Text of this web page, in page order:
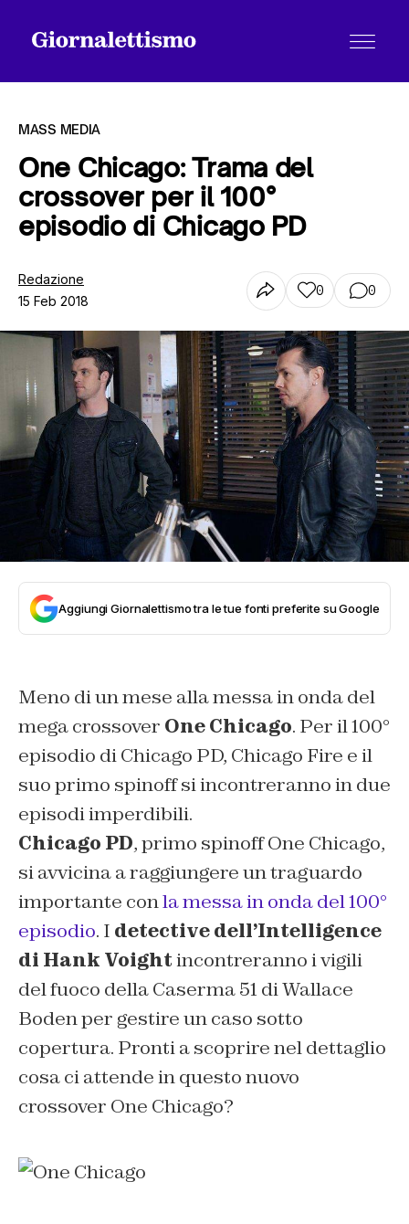
Tutti gli articoli
Chi siamo
Contatti
MASS MEDIA
One Chicago: Trama del
crossover per il 100°
episodio di Chicago PD
Redazione
15 Feb 2018
0 0
Aggiungi Giornalettismo tra le tue fonti preferite su Google
Meno di un mese alla messa in onda del
mega crossover One Chicago. Per il 100°
episodio di Chicago PD, Chicago Fire e il
suo primo spinoff si incontreranno in due
episodi imperdibili.
Chicago PD, primo spinoff One Chicago,
si avvicina a raggiungere un traguardo
importante conla messa in onda del 100°
episodio. I detective dell’Intelligence
di Hank Voightincontreranno i vigili
del fuoco della Caserma 51 di Wallace
Boden per gestire un caso sotto
copertura. Pronti a scoprire nel dettaglio
cosa ci attende in questo nuovo
crossover One Chicago?